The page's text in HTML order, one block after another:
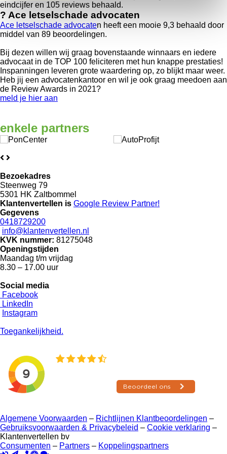
eindcijfer en 105 reviews behaald.
? Ace letselschade advocaten
Ace letselschade advocaten heeft een mooie 9,3 behaald door
middel van 89 beoordelingen.
Bij dezen willen wij graag bovenstaande winnaars en iedere
advocaat in de TOP 100 feliciteren met hun knappe prestaties!
Inspanningen leveren grote waardering op, zo blijkt maar weer.
Heb jij een advocatenkantoor en wil je ook graag meedoen aan
de Review Awards in 2021?
meld je hier aan
enkele partners
Bezoekadres
Steenweg 79
5301 HK Zaltbommel
Klantenvertellen is Google Review Partner!
Gegevens
0418729200
info@klantenvertellen.nl
KVK nummer: 81275048
Openingstijden
Maandag t/m vrijdag
8.30 – 17.00 uur
Social media
Facebook
LinkedIn
Instagram
Toegankelijkheid.
Algemene Voorwaarden – Richtlijnen Klantbeoordelingen –
Gebruiksvoorwaarden & Privacybeleid – Cookie verklaring –
Klantenvertellen bv
Consumenten – Partners – Koppelingspartners